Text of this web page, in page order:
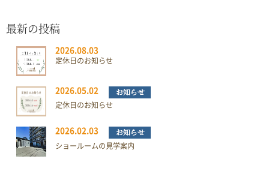
最新の投稿
2026.08.03
定休日のお知らせ
2026.05.02
定休日のお知らせ
2026.02.03
ショールームの見学案内